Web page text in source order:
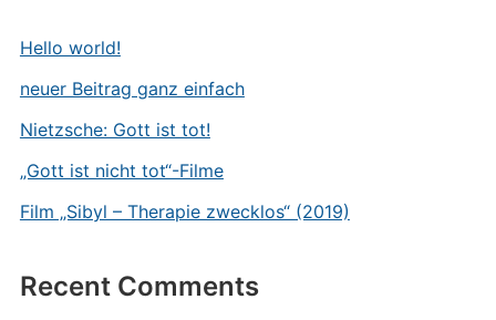
Hello world!
neuer Beitrag ganz einfach
Nietzsche: Gott ist tot!
„Gott ist nicht tot“-Filme
Film „Sibyl – Therapie zwecklos“ (2019)
Recent Comments